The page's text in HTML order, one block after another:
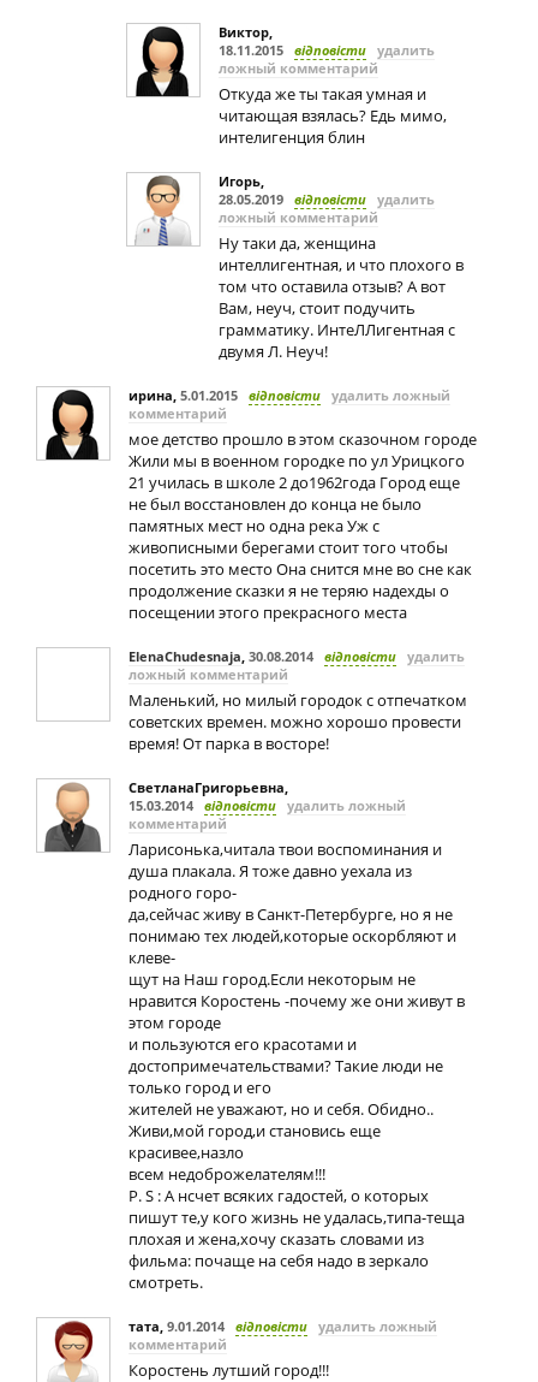
Виктор,
18.11.2015 відповісти удалить
ложный комментарий
Откуда же ты такая умная и
читающая взялась? Едь мимо,
интелигенция блин
Игорь,
28.05.2019 відповісти удалить
ложный комментарий
Ну таки да, женщина
интеллигентная, и что плохого в
том что оставила отзыв? А вот
Вам, неуч, стоит подучить
грамматику. ИнтеЛЛигентная с
двумя Л. Неуч!
ирина, 5.01.2015 відповісти удалить ложный
комментарий
мое детство прошло в этом сказочном городе
Жили мы в военном городке по ул Урицкого
21 училась в школе 2 до1962года Город еще
не был восстановлен до конца не было
памятных мест но одна река Уж с
живописными берегами стоит того чтобы
посетить это место Она снится мне во сне как
продолжение сказки я не теряю надехды о
посещении этого прекрасного места
ElenaChudesnaja, 30.08.2014 відповісти удалить
ложный комментарий
Маленький, но милый городок с отпечатком
советских времен. можно хорошо провести
время! От парка в восторе!
СветланаГригорьевна,
15.03.2014 відповісти удалить ложный
комментарий
Ларисонька,читала твои воспоминания и
душа плакала. Я тоже давно уехала из
родного горо-
да,сейчас живу в Санкт-Петербурге, но я не
понимаю тех людей,которые оскорбляют и
клеве-
щут на Наш город.Если некоторым не
нравится Коростень -почему же они живут в
этом городе
и пользуются его красотами и
достопримечательствами? Такие люди не
только город и его
жителей не уважают, но и себя. Обидно..
Живи,мой город,и становись еще
красивее,назло
всем недоброжелателям!!!
P. S : А нсчет всяких гадостей, о которых
пишут те,у кого жизнь не удалась,типа-теща
плохая и жена,хочу сказать словами из
фильма: почаще на себя надо в зеркало
смотреть.
тата, 9.01.2014 відповісти удалить ложный
комментарий
Коростень лутший город!!!